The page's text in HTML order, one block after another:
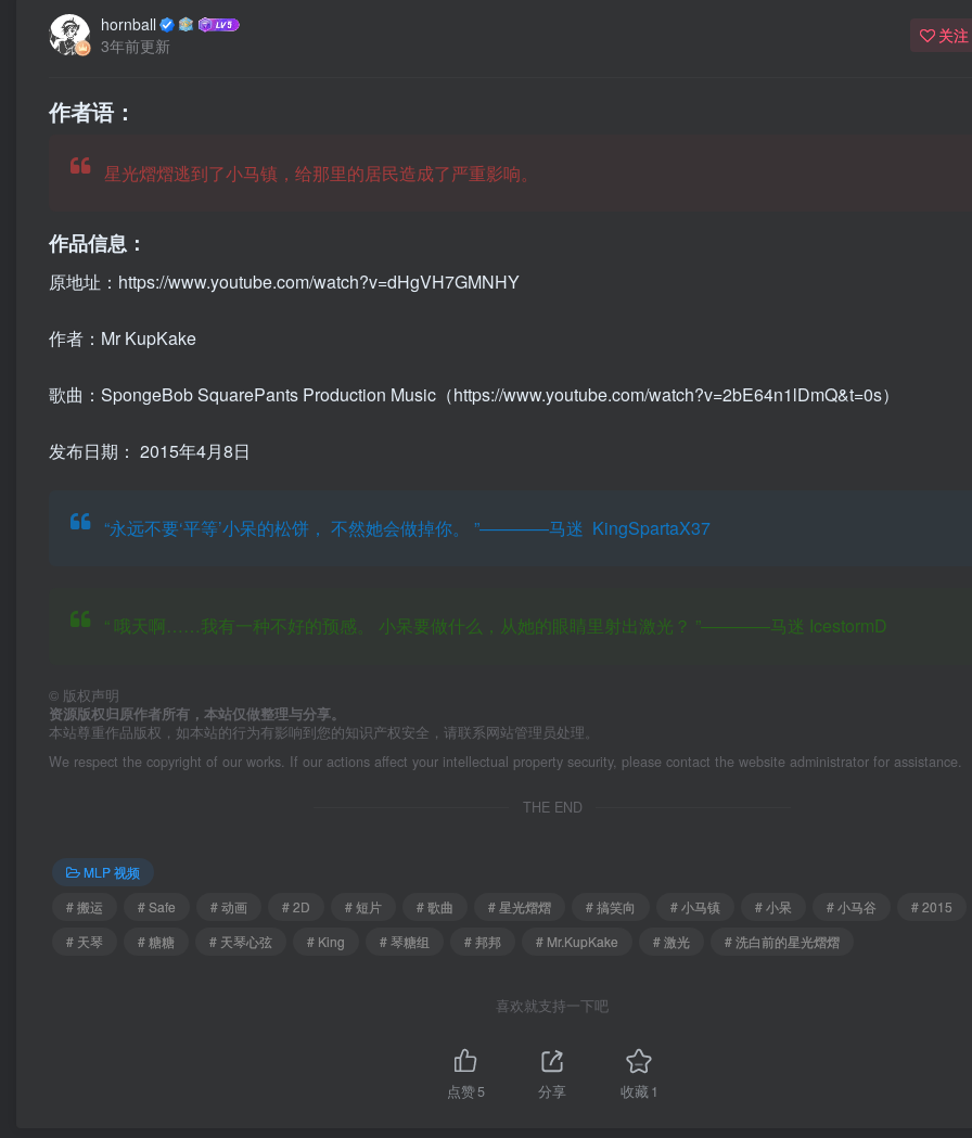
hornball
3年前更新
关注
作者语：
星光熠熠逃到了小马镇，给那里的居民造成了严重影响。
作品信息：
原地址：https://www.youtube.com/watch?v=dHgVH7GMNHY
作者：Mr KupKake
歌曲：SpongeBob SquarePants Production Music（https://www.youtube.com/watch?v=2bE64n1lDmQ&t=0s）
发布日期： 2015年4月8日
“永远不要‘平等’小呆的松饼， 不然她会做掉你。”————马迷 KingSpartaX37
“ 哦天啊……我有一种不好的预感。 小呆要做什么，从她的眼睛里射出激光？ ”————马迷 IcestormD
© 版权声明
资源版权归原作者所有，本站仅做整理与分享。
本站尊重作品版权，如本站的行为有影响到您的知识产权安全，请联系网站管理员处理。
We respect the copyright of our works. If our actions affect your intellectual property security, please contact the website administrator for assistance.
THE END
MLP 视频
# 搬运
# Safe # 动画 # 2D # 短片 # 歌曲 # 星光熠熠 # 搞笑向 # 小马镇 # 小呆 # 小马谷
# 2015
# 天琴
# 糖糖 # 天琴心弦 # King # 琴糖组 # 邦邦 # Mr.KupKake # 激光 # 洗白前的星光熠熠
喜欢就支持一下吧
点赞5 分享 收藏1